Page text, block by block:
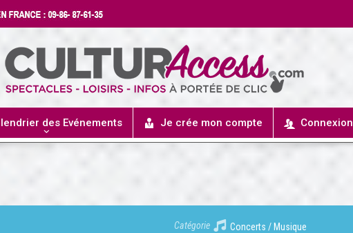
des Evénements Je crée mon compte Connexion
Catégorie
Concerts / Musique